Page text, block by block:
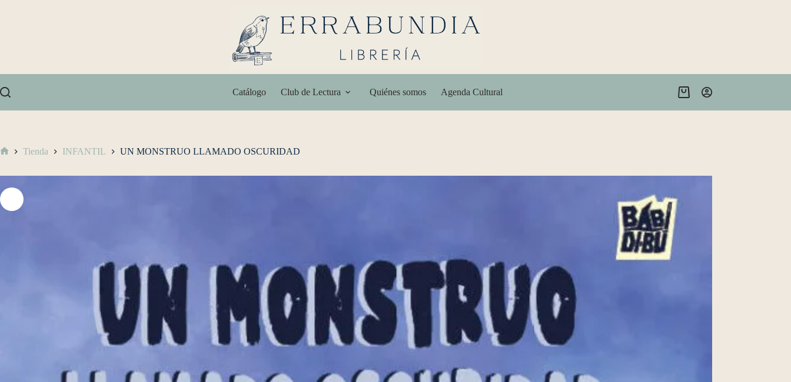
Catálogo Club de Lectura Quiénes somos Agenda Cultural
Tienda INFANTIL UN MONSTRUO LLAMADO OSCURIDAD